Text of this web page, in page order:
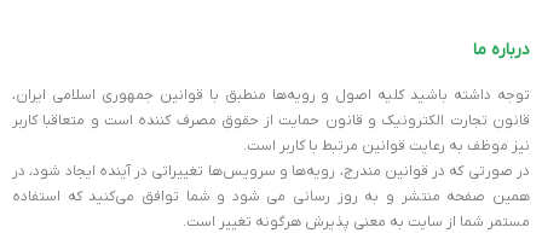
درباره ما
توجه داشته باشید کلیه اصول و رویه‏‌ها منطبق با قوانین جمهوری اسلامی ایران،
قانون تجارت الکترونیک و قانون حمایت از حقوق مصرف کننده است و متعاقبا کاربر
نیز موظف به رعایت قوانین مرتبط با کاربر است.
در صورتی که در قوانین مندرج، رویه‏‌ها و سرویس‏‌ها تغییراتی در آینده ایجاد شود، در
همین صفحه منتشر و به روز رسانی می شود و شما توافق می‏‌کنید که استفاده
مستمر شما از سایت به معنی پذیرش هرگونه تغییر است.